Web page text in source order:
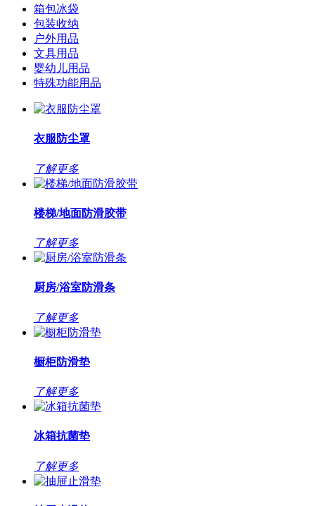
箱包冰袋
包装收纳
户外用品
文具用品
婴幼儿用品
特殊功能用品
衣服防尘罩
了解更多
楼梯/地面防滑胶带
了解更多
厨房/浴室防滑条
了解更多
橱柜防滑垫
了解更多
冰箱抗菌垫
了解更多